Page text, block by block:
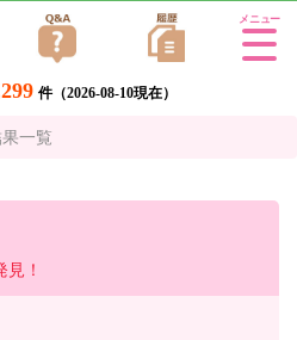
件（2026-08-10現在）
Tog
一覧
！